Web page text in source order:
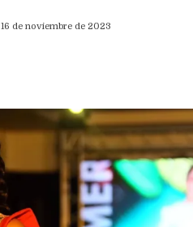
16 de noviembre de 2023